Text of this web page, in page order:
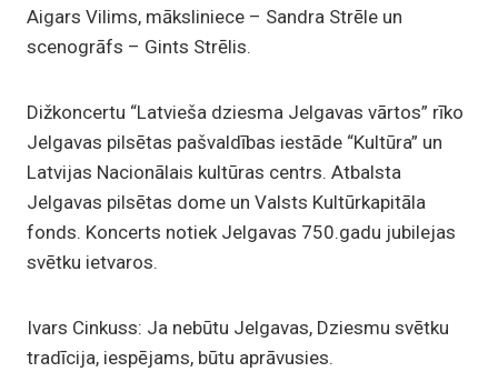
Aigars Vilims, māksliniece – Sandra Strēle un
scenogrāfs – Gints Strēlis.
Dižkoncertu “Latvieša dziesma Jelgavas vārtos” rīko
Jelgavas pilsētas pašvaldības iestāde “Kultūra” un
Latvijas Nacionālais kultūras centrs. Atbalsta
Jelgavas pilsētas dome un Valsts Kultūrkapitāla
fonds. Koncerts notiek Jelgavas 750.gadu jubilejas
svētku ietvaros.
Ivars Cinkuss: Ja nebūtu Jelgavas, Dziesmu svētku
tradīcija, iespējams, būtu aprāvusies.